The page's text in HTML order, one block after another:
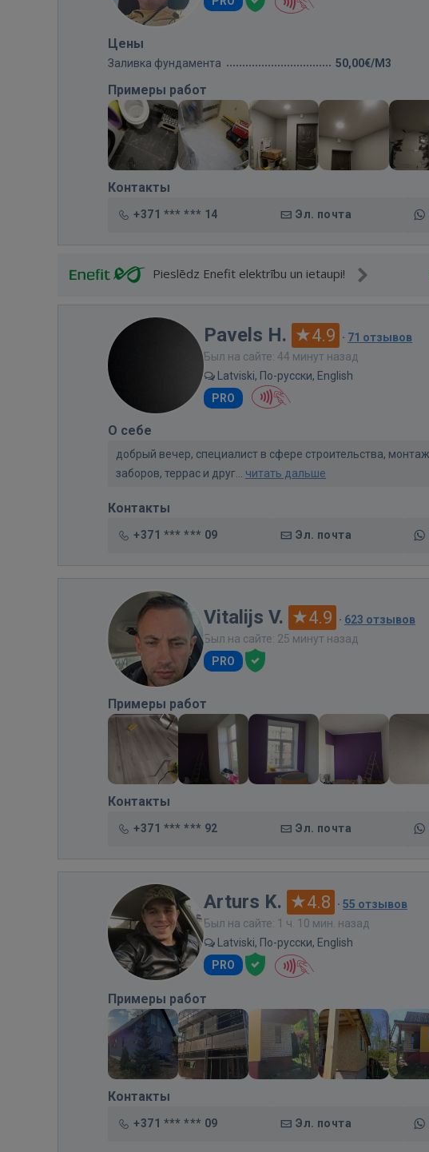
Цены
Заливка фундамента 50,00€/M3
Примеры работ
Контакты
+371 *** *** 14 Эл. почта
Pieslēdz Enefit elektrību un ietaupi!
Pavels H. 4.9 · 71 отзывов
Был на сайте: 44 минут назад
Latviski, По-русски, English
PRO
О себе
добрый вечер, специалист в сфере строительства,
заборов, террас и друг... читать дальше
Контакты
+371 *** *** 09 Эл. почта
Vitalijs V. 4.9 · 623 отзывов
Был на сайте: 25 минут назад
PRO
Примеры работ
Контакты
+371 *** *** 92 Эл. почта
Arturs K. 4.8 · 55 отзывов
Был на сайте: 1 ч. 10 мин. назад
Latviski, По-русски, English
PRO
Примеры работ
Контакты
+371 *** *** 09 Эл. почта